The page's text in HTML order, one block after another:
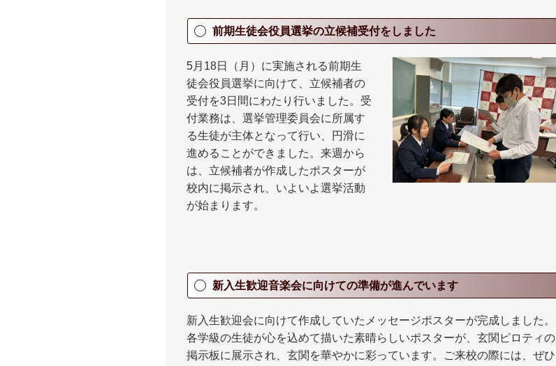
前期生徒会役員選挙の立候補受付をしました
5月18日（月）に実施される前期生
徒会役員選挙に向けて、立候補者の
受付を3日間にわたり行いました。受
付業務は、選挙管理委員会に所属す
る生徒が主体となって行い、円滑に
進めることができました。来週から
は、立候補者が作成したポスターが
校内に掲示され、いよいよ選挙活動
が始まります。
新入生歓迎音楽会に向けての準備が進んでいます
新入生歓迎会に向けて作成していたメッセージポスターが完成しました。
各学級の生徒が心を込めて描いた素晴らしいポスターが、玄関ピロティの
掲示板に展示され、玄関を華やかに彩っています。ご来校の際には、ぜひ